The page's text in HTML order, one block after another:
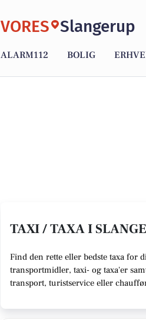
VORES Slangerup
ALARM112 BOLIG
TAXI / TAXA I
Find den rette eller bedste taxa for
transportmidler, taxi- og taxa'er
transport, turistservice eller